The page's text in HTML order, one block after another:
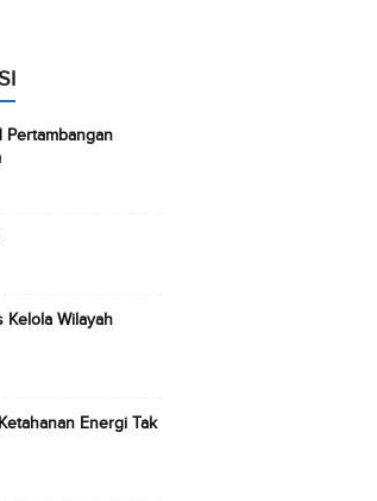
Pertambangan
Kelola Wilayah
Energi Tak